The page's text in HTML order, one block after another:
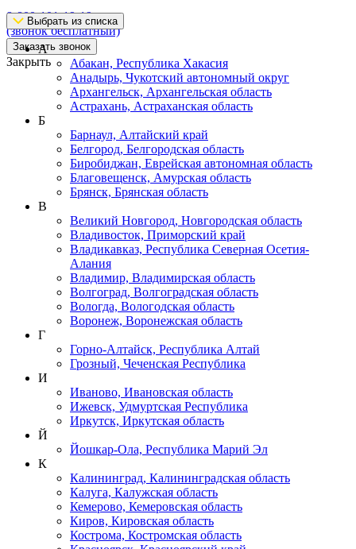
8-800-101-19-19
(звонок бесплатный)
Заказать звонок
Закрыть
Выбрать из списка
А
Абакан, Республика Хакасия
Анадырь, Чукотский автономный округ
Архангельск, Архангельская область
Астрахань, Астраханская область
Б
Барнаул, Алтайский край
Белгород, Белгородская область
Биробиджан, Еврейская автономная область
Благовещенск, Амурская область
Брянск, Брянская область
В
Великий Новгород, Новгородская область
Владивосток, Приморский край
Владикавказ, Республика Северная Осетия-
Алания
Владимир, Владимирская область
Волгоград, Волгоградская область
Вологда, Вологодская область
Воронеж, Воронежская область
Г
Горно-Алтайск, Республика Алтай
Грозный, Чеченская Республика
И
Иваново, Ивановская область
Ижевск, Удмуртская Республика
Иркутск, Иркутская область
Й
Йошкар-Ола, Республика Марий Эл
К
Калининград, Калининградская область
Калуга, Калужская область
Кемерово, Кемеровская область
Киров, Кировская область
Кострома, Костромская область